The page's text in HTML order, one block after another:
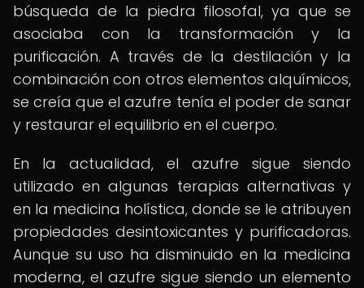
búsqueda de la piedra filosofal, ya que se
asociaba con la transformación y la
purificación. A través de la destilación y la
combinación con otros elementos alquímicos,
se creía que el azufre tenía el poder de sanar
y restaurar el equilibrio en el cuerpo.
En la actualidad, el azufre sigue siendo
utilizado en algunas terapias alternativas y
en la medicina holística, donde se le atribuyen
propiedades desintoxicantes y purificadoras.
Aunque su uso ha disminuido en la medicina
moderna, el azufre sigue siendo un elemento